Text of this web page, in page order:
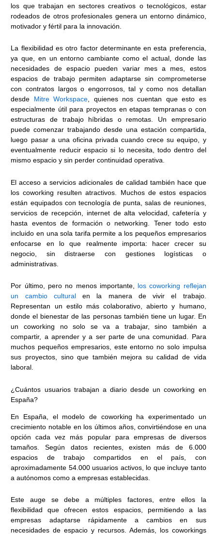
los que trabajan en sectores creativos o tecnológicos, estar
rodeados de otros profesionales genera un entorno dinámico,
motivador y fértil para la innovación.
La flexibilidad es otro factor determinante en esta preferencia,
ya que, en un entorno cambiante como el actual, donde las
necesidades de espacio pueden variar mes a mes, estos
espacios de trabajo permiten adaptarse sin comprometerse
con contratos largos o engorrosos, tal y como nos detallan
desde Mitre Workspace , quienes nos cuentan que esto es
especialmente útil para proyectos en etapas tempranas o con
estructuras de trabajo híbridas o remotas. Un empresario
puede comenzar trabajando desde una estación compartida,
luego pasar a una oficina privada cuando crece su equipo, y
eventualmente reducir espacio si lo necesita, todo dentro del
mismo espacio y sin perder continuidad operativa.
El acceso a servicios adicionales de calidad también hace que
los coworking resulten atractivos. Muchos de estos espacios
están equipados con tecnología de punta, salas de reuniones,
servicios de recepción, internet de alta velocidad, cafetería y
hasta eventos de formación o networking. Tener todo esto
incluido en una sola tarifa permite a los pequeños empresarios
enfocarse en lo que realmente importa: hacer crecer su
negocio, sin distraerse con gestiones logísticas o
administrativas.
Por último, pero no menos importante, los coworking reflejan
un cambio culturalen la manera de vivir el trabajo.
Representan un estilo más colaborativo, abierto y humano,
donde el bienestar de las personas también tiene un lugar. En
un coworking no solo se va a trabajar, sino también a
compartir, a aprender y a ser parte de una comunidad. Para
muchos pequeños empresarios, este entorno no solo impulsa
sus proyectos, sino que también mejora su calidad de vida
laboral.
¿Cuántos usuarios trabajan a diario desde un coworking en
España?
En España, el modelo de coworking ha experimentado un
crecimiento notable en los últimos años, convirtiéndose en una
opción cada vez más popular para empresas de diversos
tamaños. Según datos recientes, existen más de 6.000
espacios de trabajo compartidos en el país, con
aproximadamente 54.000 usuarios activos, lo que incluye tanto
a autónomos como a empresas establecidas.
Este auge se debe a múltiples factores, entre ellos la
flexibilidad que ofrecen estos espacios, permitiendo a las
empresas adaptarse rápidamente a cambios en sus
necesidades de espacio y recursos. Además, los coworkings